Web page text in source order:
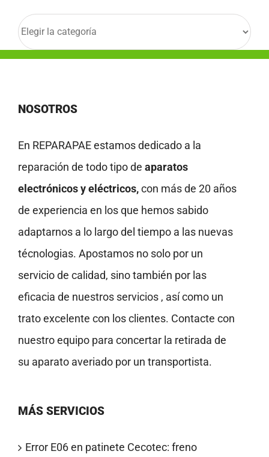
Categorías
NOSOTROS
En REPARAPAE estamos dedicado a la
reparación de todo tipo de aparatos
electrónicos y eléctricos,con más de 20 años
de experiencia en los que hemos sabido
adaptarnos a lo largo del tiempo a las nuevas
técnologias. Apostamos no solo por un
servicio de calidad, sino también por las
eficacia de nuestros servicios , así como un
trato excelente con los clientes. Contacte con
nuestro equipo para concertar la retirada de
su aparato averiado por un transportista.
MÁS SERVICIOS
Error E06 en patinete Cecotec: freno